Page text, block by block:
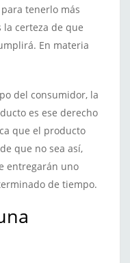
tenerlo más
la certeza de que
En materia
del consumidor, la
es ese derecho
que el producto
que no sea así,
entregarán uno
de tiempo.